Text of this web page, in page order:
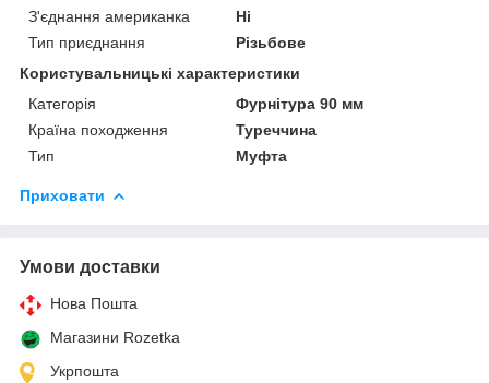
З'єднання американка
Ні
Тип приєднання
Різьбове
Користувальницькі характеристики
Категорія
Фурнітура 90 мм
Країна походження
Туреччина
Тип
Муфта
Приховати
Умови доставки
Нова Пошта
Магазини Rozetka
Укрпошта